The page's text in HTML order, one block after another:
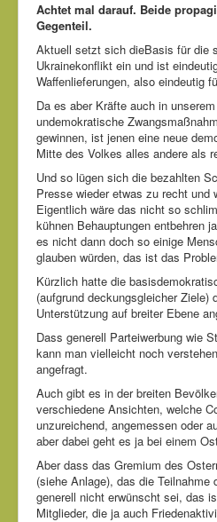
Achtet mal darauf. Beide
Gegenteil.
Aktuell setzt sich dieBasis für die
Ukrainekonflikt ein und ist
Waffenlieferungen, also eindeutig
Da es aber Kräfte auch in
undemokratische
gewinnen, ist jenen eine neue
Mitte des Volkes alles andere als
Und so lügen sich die bezahlten
Presse wieder etwas zu recht und
Eigentlich wäre das nicht so
kühnen Behauptungen entbehren
es nicht dann doch so einige
glauben würden, das ist das
Kürzlich hatte die
(aufgrund deckungsgleicher Ziele)
Unterstützung auf breiter Ebene
Dass generell Parteiwerbung wie
kann man vielleicht noch
angefragt.
Auch gibt es in der breiten
verschiedene Ansichten, welche
unzureichend, angemessen oder
aber dabei geht es ja bei einem
Aber dass das Gremium des
(siehe Anlage), das die Teilnahme
generell nicht erwünscht sei, das
Mitglieder, die ja auch